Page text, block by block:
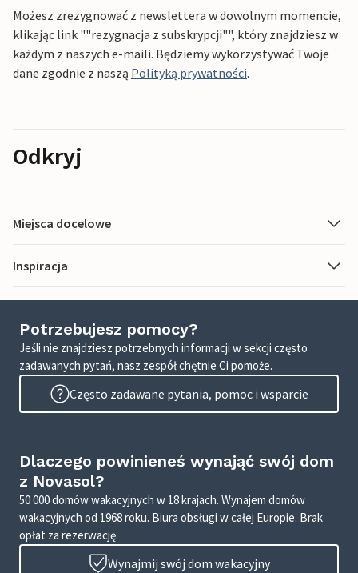
Możesz zrezygnować z newslettera w dowolnym momencie,
klikając link ""rezygnacja z subskrypcji"", który znajdziesz w
każdym z naszych e-maili. Będziemy wykorzystywać Twoje
dane zgodnie z naszą Polityką prywatności.
Odkryj
Miejsca docelowe
Inspiracja
Potrzebujesz pomocy?
Jeśli nie znajdziesz potrzebnych informacji w sekcji często
zadawanych pytań, nasz zespół chętnie Ci pomoże.
Często zadawane pytania, pomoc i wsparcie
Dlaczego powinieneś wynająć swój dom
z Novasol?
50 000 domów wakacyjnych w 18 krajach. Wynajem domów
wakacyjnych od 1968 roku. Biura obsługi w całej Europie. Brak
opłat za rezerwację.
Wynajmij swój dom wakacyjny